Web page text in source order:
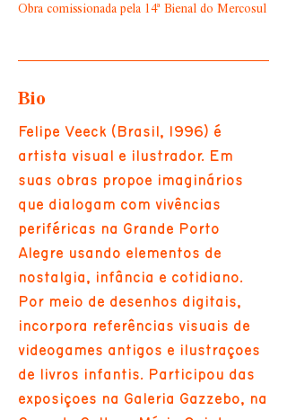
Obra comissionada pela 14ª Bienal do Mercosul
Bio
Felipe Veeck (Brasil, 1996) é
artista visual e ilustrador. Em
suas obras propõe imaginários
que dialogam com vivências
periféricas na Grande Porto
Alegre usando elementos de
nostalgia, infância e cotidiano.
Por meio de desenhos digitais,
incorpora referências visuais de
videogames antigos e ilustrações
de livros infantis. Participou das
exposições na Galeria Gazzebo, na